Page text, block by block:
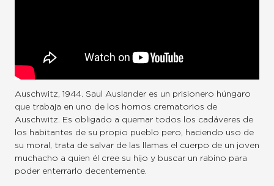
Auschwitz, 1944. Saul Auslander es un prisionero húngaro
que trabaja en uno de los hornos crematorios de
Auschwitz. Es obligado a quemar todos los cadáveres de
los habitantes de su propio pueblo pero, haciendo uso de
su moral, trata de salvar de las llamas el cuerpo de un joven
muchacho a quien él cree su hijo y buscar un rabino para
poder enterrarlo decentemente.